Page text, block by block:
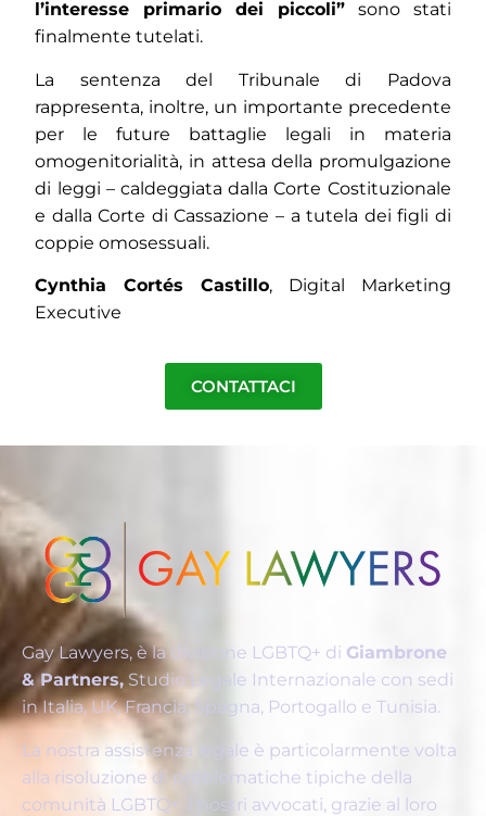
l’interesse primario dei piccoli”sono stati
finalmente tutelati.
La sentenza del Tribunale di Padova
rappresenta, inoltre, un importante precedente
per le future battaglie legali in materia
omogenitorialità, in attesa della promulgazione
di leggi – caldeggiata dalla Corte Costituzionale
e dalla Corte di Cassazione – a tutela dei figli di
coppie omosessuali.
Cynthia Cortés Castillo, Digital Marketing
Executive
CONTATTACI
Gay Lawyers, è la divisione LGBTQ+ di Giambrone
& Partners, Studio Legale Internazionale con sedi
in Italia, UK, Francia, Spagna, Portogallo e Tunisia.
La nostra assistenza legale è particolarmente volta
alla risoluzione di problematiche tipiche della
comunità LGBTQ+. I nostri avvocati, grazie al loro